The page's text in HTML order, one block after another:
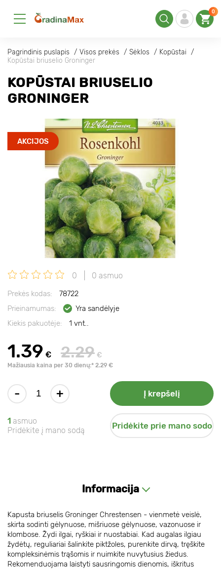
0
Pagrindinis puslapis Visos prekės Sėklos
Kopūstai
Kopūstai briuselio Groninger
KOPŪSTAI BRIUSELIO
GRONINGER
AKCIJOS
0 0 asmuo
Prekės kodas:
78722
Prieinamumas:
Yra sandėlyje
Kiekis pakuotėje:
1 vnt..
1.39 € 2.29 €
Mažiausia kaina per 30 dienų:* 2.29 €
- + Į krepšelį
1 asmuo
Pridėkite į mano sodą
Pridėkite prie mano sodo
Informacija
Kapusta briuselis Groninger Chrestensen - vienmetė veislė,
skirta sodinti gėlynuose, mišriuose gėlynuose, vazonuose ir
klombose. Žydi ilgai, ryškiai ir nuostabiai. Kad augalas ilgiau
žydėtų, reguliariai šalinkite piktžoles, purenkite dirvą, tręškite
kompleksinėmis trąšomis ir nuimkite nuvytusius žiedus.
Rekomenduojama laistyti sausringomis dienomis, iškritus